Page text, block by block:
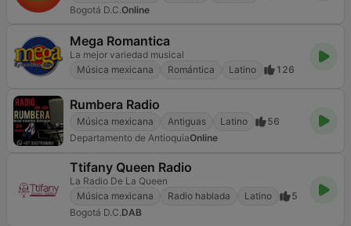
Bogotá D.C.Online
Mega Romantica
La mejor variedad musical
Música mexicana
Romántica Latino 126
Rumbera Radio
Música mexicana Antiguas Latino
56
Departamento de AntioquiaOnline
Ttifany Queen Radio
La Radio De La Queen
Música mexicana
Radio hablada Latino
5
Bogotá D.C.DAB